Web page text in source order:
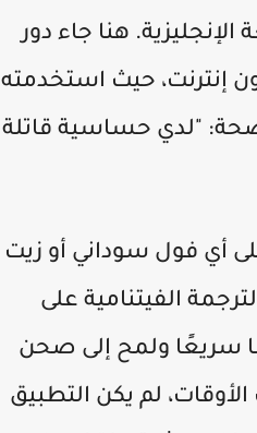
هنا جاء دور
، حيث استخدمته
"لدي حساسية قاتلة
فول سوداني أو زيت
الفيتنامية على
سريعًا ولمح إلى صحن
لم يكن التطبيق